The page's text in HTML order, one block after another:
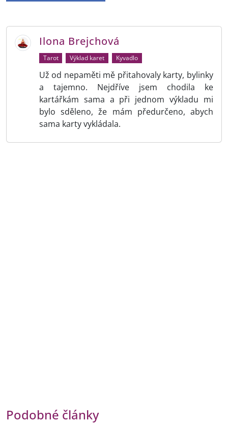
Ilona Brejchová
Tarot Výklad karet Kyvadlo
Už od nepaměti mě přitahovaly karty, bylinky
a tajemno. Nejdříve jsem chodila ke
kartářkám sama a při jednom výkladu mi
bylo sděleno, že mám předurčeno, abych
sama karty vykládala.
Podobné články